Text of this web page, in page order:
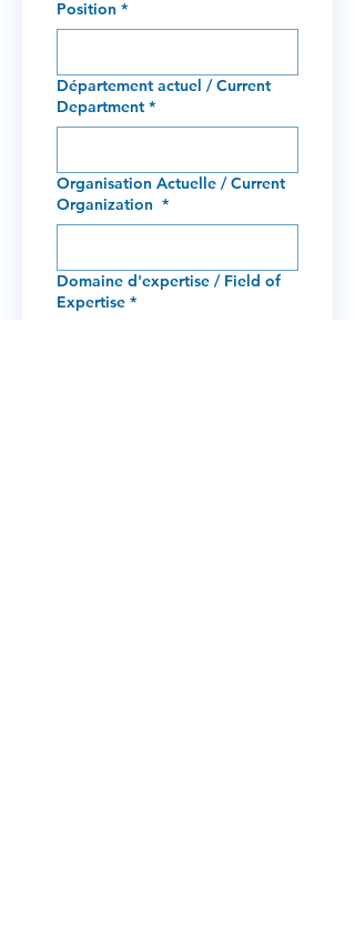
Position *
Département actuel / Current
Department *
Organisation Actuelle / Current
Organization *
Domaine d'expertise / Field of
Expertise *